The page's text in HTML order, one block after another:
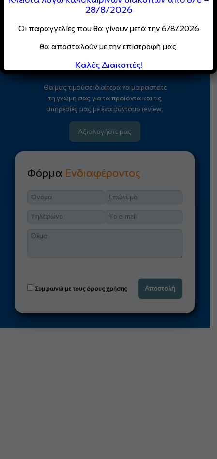
Απόλαυσεειδικές τιμές
για επαγγελματίες
Θα μας τιμούσε ιδιαίτερα να μοιραστείτε
τη γνώμη σας για τα προϊόντα και τις
υπηρεσίες μας με ένα σύντομο review.
Αξιολογήστε μας
Φόρμα Ενδιαφέροντος
Συμφωνώ με τους όρους χρήσης
28/8/2026
Οι παραγγελίες που θα γίνουν μετά την 6/8/2026
θα αποσταλούν με την επιστροφή μας.
Καλές Διακοπές!